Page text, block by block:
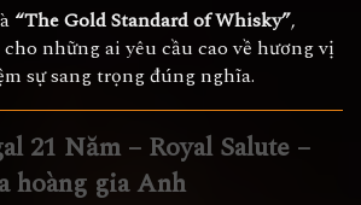
“The Gold Standard of Whisky”,
những ai yêu cầu cao về hương vị
sự sang trọng đúng nghĩa.
21 Năm – Royal Salute –
hoàng gia Anh